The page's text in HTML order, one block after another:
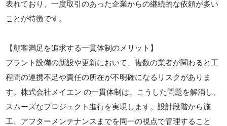
表れており、一度取引のあった企業からの継続的な依頼が多い
ことが特徴です。
【顧客満足を追求する一貫体制のメリット】
プラント設備の新設や更新において、複数の業者が関わると工
程間の連携不足や責任の所在が不明確になるリスクがありま
す。株式会社メイエン の一貫体制は、こうした問題を解消し、
スムーズなプロジェクト進行を実現します。設計段階から施
工、アフターメンテナンスまでを同一の視点で管理すること